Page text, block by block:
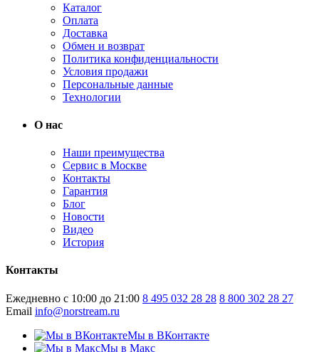
Каталог
Оплата
Доставка
Обмен и возврат
Политика конфиденциальности
Условия продажи
Персональные данные
Технологии
О нас
Наши преимущества
Сервис в Москве
Контакты
Гарантия
Блог
Новости
Видео
История
Контакты
Ежедневно с 10:00 до 21:00 8 495 032 28 28 8 800 302 28 27
Email info@norstream.ru
Мы в ВКонтакте
Мы в Макс